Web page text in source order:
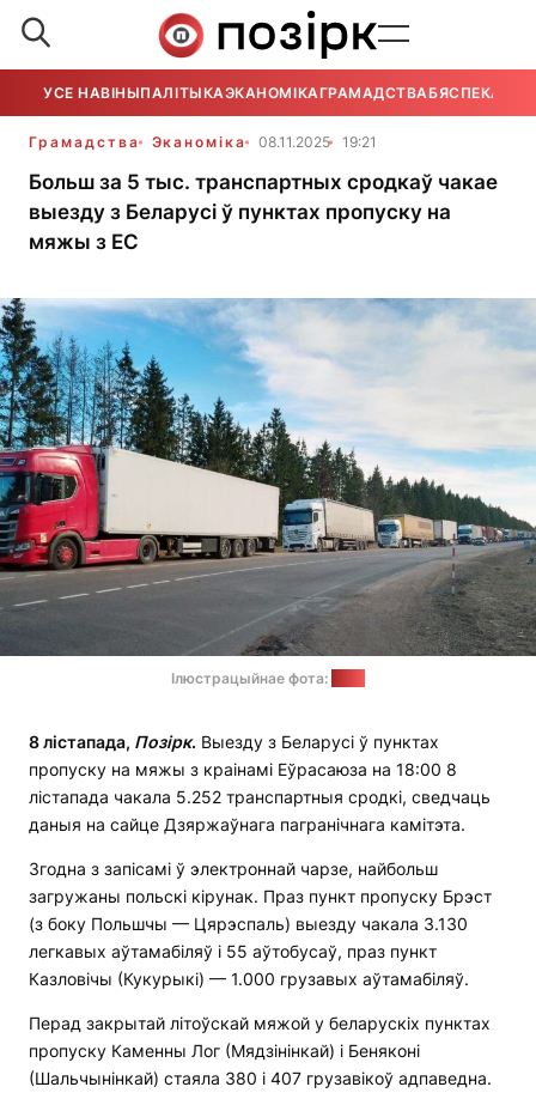
УСЕ НАВІНЫПАЛІТЫКАЭКАНОМІКАГРАМАДСТВАБЯСПЕКА
Грамадства Эканоміка 08.11.2025 19:21
Больш за 5 тыс. транспартных сродкаў чакае
выезду з Беларусі ў пунктах пропуску на
мяжы з ЕС
Ілюстрацыйнае фота:
8 лістапада, Позірк. Выезду з Беларусі ў пунктах
пропуску на мяжы з краінамі Еўрасаюза на 18:00 8
лістапада чакала 5.252 транспартныя сродкі, сведчаць
даныя на сайце Дзяржаўнага пагранічнага камітэта.
Згодна з запісамі ў электроннай чарзе, найбольш
загружаны польскі кірунак. Праз пункт пропуску Брэст
(з боку Польшчы — Цярэспаль) выезду чакала 3.130
легкавых аўтамабіляў і 55 аўтобусаў, праз пункт
Казловічы (Кукурыкі) — 1.000 грузавых аўтамабіляў.
Перад закрытай літоўскай мяжой у беларускіх пунктах
пропуску Каменны Лог (Мядзінінкай) і Беняконі
(Шальчынінкай) стаяла 380 і 407 грузавікоў адпаведна.